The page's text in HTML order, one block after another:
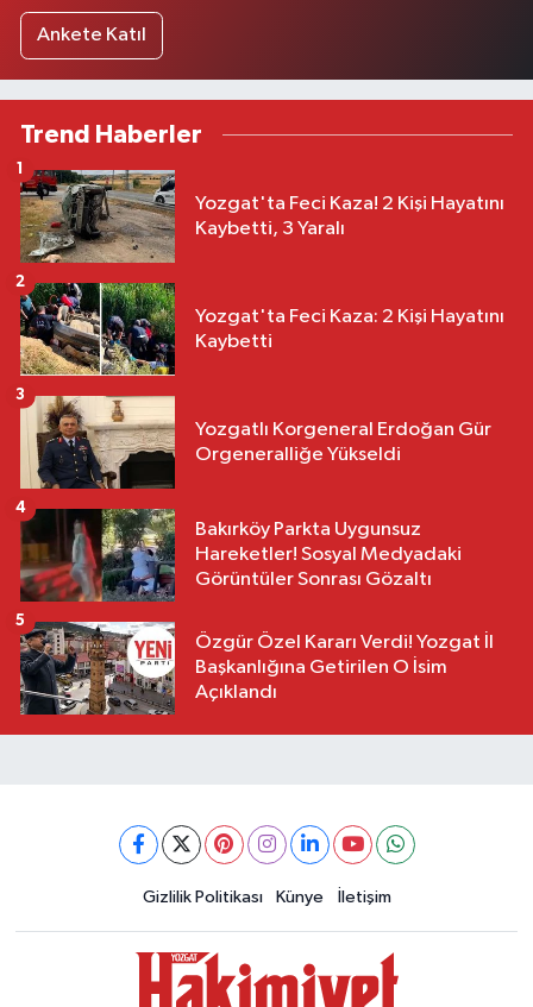
Ankete Katıl
Trend Haberler
Yozgat'ta Feci Kaza! 2 Kişi Hayatını
Kaybetti, 3 Yaralı
1
Yozgat'ta Feci Kaza: 2 Kişi Hayatını
Kaybetti
2
Yozgatlı Korgeneral Erdoğan Gür
Orgeneralliğe Yükseldi
3
Bakırköy Parkta Uygunsuz
Hareketler! Sosyal Medyadaki
Görüntüler Sonrası Gözaltı
4
Özgür Özel Kararı Verdi! Yozgat İl
Başkanlığına Getirilen O İsim
Açıklandı
5
Gizlilik Politikası Künye İletişim